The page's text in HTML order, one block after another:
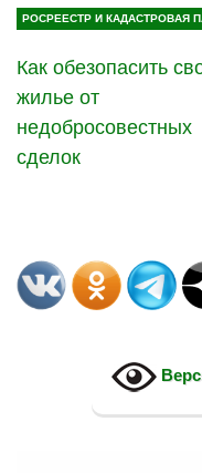
РОСРЕЕСТР И КАДАСТРОВАЯ
Как обезопасить
жилье от
недобросовестных
сделок